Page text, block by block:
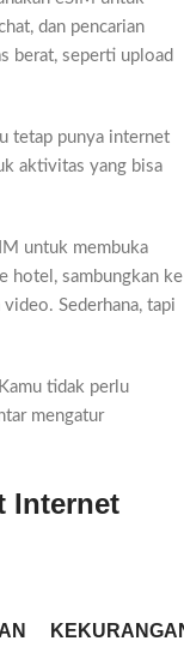
dan pencarian
berat, seperti upload
tetap punya internet
aktivitas yang bisa
untuk membuka
hotel, sambungkan ke
Sederhana, tapi
tidak perlu
mengatur
Internet